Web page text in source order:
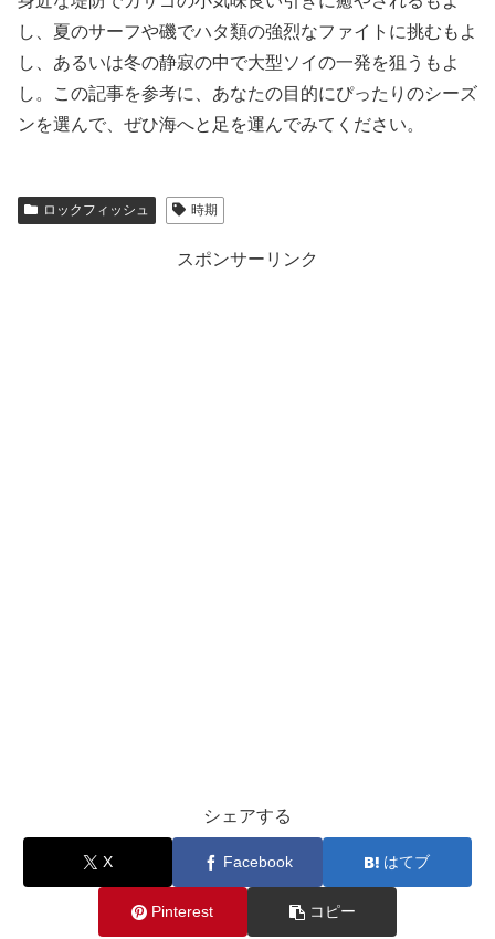
し、夏のサーフや磯でハタ類の強烈なファイトに挑むもよ
し、あるいは冬の静寂の中で大型ソイの一発を狙うもよ
し。この記事を参考に、あなたの目的にぴったりのシーズ
ンを選んで、ぜひ海へと足を運んでみてください。
ロックフィッシュ 時期
スポンサーリンク
シェアする
X Facebook はてブ
Pinterest コピー